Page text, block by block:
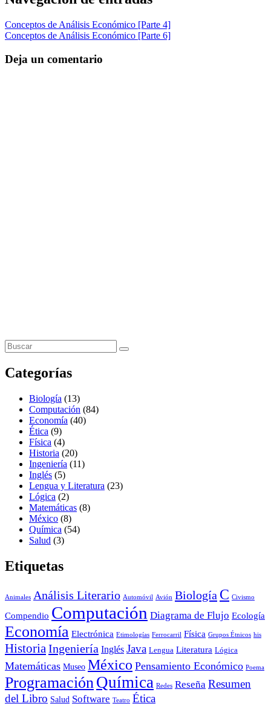
Conceptos de Análisis Económico [Parte 4]
Conceptos de Análisis Económico [Parte 6]
Deja un comentario
Categorías
Biología (13)
Computación (84)
Economía (40)
Ética (9)
Física (4)
Historia (20)
Ingeniería (11)
Inglés (5)
Lengua y Literatura (23)
Lógica (2)
Matemáticas (8)
México (8)
Química (54)
Salud (3)
Etiquetas
Animales Análisis Literario Automóvil Avión Biología C Civismo
Compendio Computación Diagrama de Flujo Ecología
Economía Electrónica Etimologías Ferrocarril Física Grupos Étnicos his
HistoriaIngeniería Inglés Java Lengua Literatura Lógica
Matemáticas Museo México Pensamiento Económico Poema
ProgramaciónQuímica Redes Reseña Resumen
del Libro Salud Software Teatro Ética